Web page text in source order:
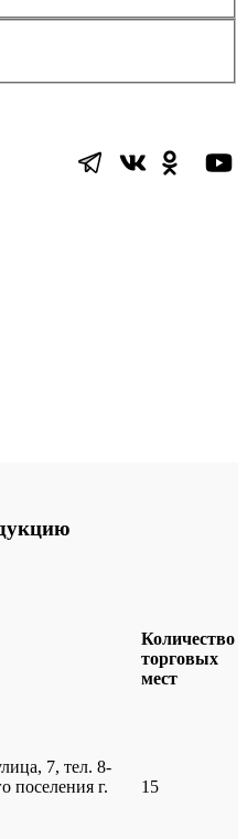
Количество
торговых
мест
7, тел. 8-
поселения г.
15